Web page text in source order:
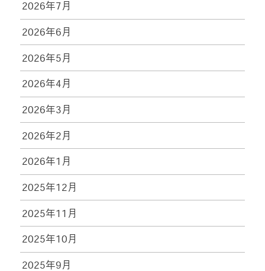
2026年7月
2026年6月
2026年5月
2026年4月
2026年3月
2026年2月
2026年1月
2025年12月
2025年11月
2025年10月
2025年9月